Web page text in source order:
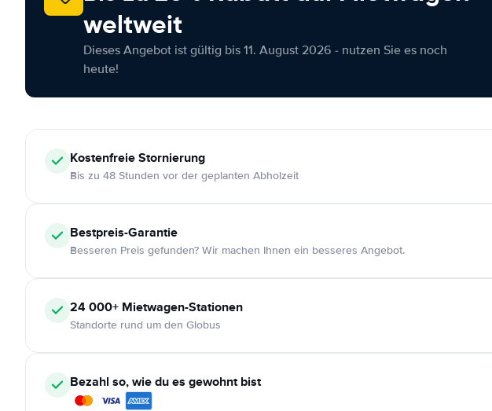
weltweit
Dieses Angebot ist gültig bis 11. August 2026 - nutzen Sie es noch
heute!
KostenfreieStornierung
Bis zu 48 Stunden vor der geplanten Abholzeit
Bestpreis-Garantie
Besseren Preis gefunden? Wir machen Ihnen ein besseres Angebot.
24 000+ Mietwagen-Stationen
Standorte rund um den Globus
Bezahl so, wie du es gewohnt bist